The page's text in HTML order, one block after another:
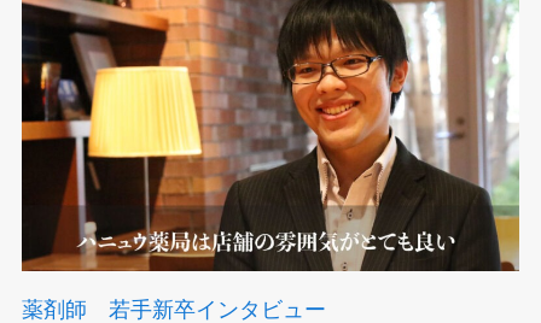
薬剤師 若手新卒インタビュー